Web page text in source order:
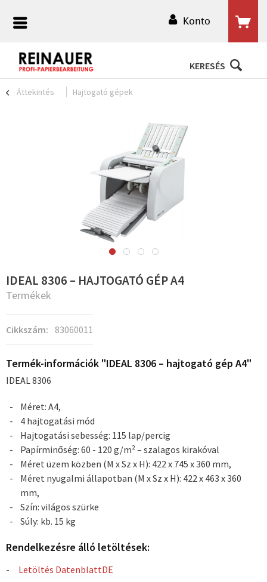
Konto
KERESÉS
Áttekintés Hajtogató gépek
IDEAL 8306 – HAJTOGATÓ GÉP A4
Termékek
Cikkszám: 83060011
Termék-információk "IDEAL 8306 – hajtogató gép A4"
IDEAL 8306
Méret: A4,
4 hajtogatási mód
Hajtogatási sebesség: 115 lap/percig
Papírminőség: 60 - 120 g/m² – szalagos kirakóval
Méret üzem közben (M x Sz x H): 422 x 745 x 360 mm,
Méret nyugalmi állapotban (M x Sz x H): 422 x 463 x 360
mm,
Szín: világos szürke
Súly: kb. 15 kg
Rendelkezésre álló letöltések:
Letöltés DatenblattDE